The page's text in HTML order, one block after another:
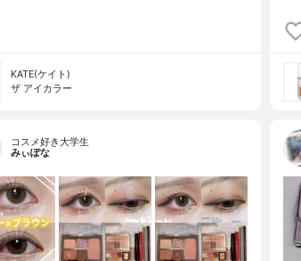
KATE(ケイト)
ザ アイカラー
コスメ好き大学生
みぃぽな